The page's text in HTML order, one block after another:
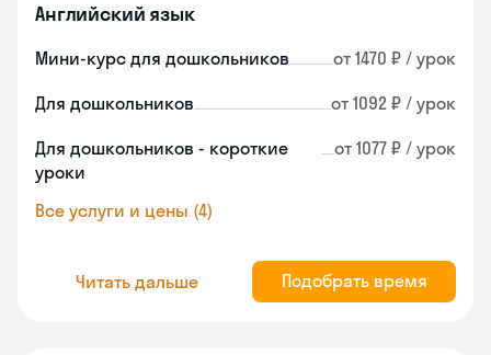
Английский язык
Мини-курс для дошкольников от 1470 ₽ / урок
Для дошкольников от 1092 ₽ / урок
Для дошкольников - короткие
уроки
от 1077 ₽ / урок
Все услуги и цены (4)
Читать дальше Подобрать время